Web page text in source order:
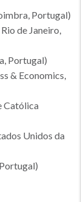
Portugal)
de Janeiro,
Portugal)
& Economics,
Católica
Unidos da